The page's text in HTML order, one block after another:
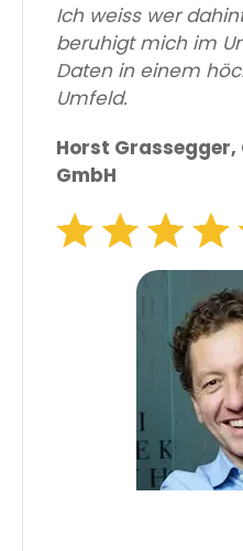
Ich weiss wer
beruhigt mich im
Daten in einem
Umfeld.
Horst Grassegger,
GmbH